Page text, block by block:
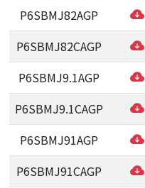
P6SBMJ82AGP
P6SBMJ82CAGP
P6SBMJ9.1AGP
P6SBMJ9.1CAGP
P6SBMJ91AGP
P6SBMJ91CAGP